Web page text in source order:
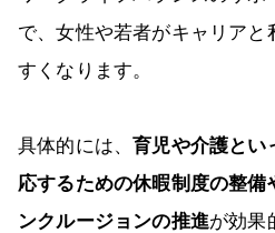
で、女性や若者がキャリア
すくなります。
具体的には、育児や介護とい
応するための休暇制度の整備
ンクルージョンの推進が効果